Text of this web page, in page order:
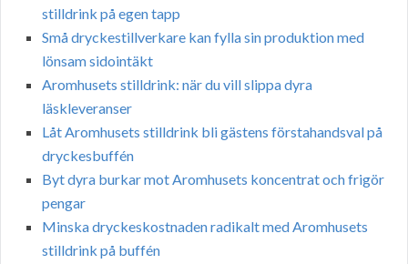
stilldrink på egen tapp
Små dryckestillverkare kan fylla sin produktion med
lönsam sidointäkt
Aromhusets stilldrink: när du vill slippa dyra
läskleveranser
Låt Aromhusets stilldrink bli gästens förstahandsval på
dryckesbuffén
Byt dyra burkar mot Aromhusets koncentrat och frigör
pengar
Minska dryckeskostnaden radikalt med Aromhusets
stilldrink på buffén